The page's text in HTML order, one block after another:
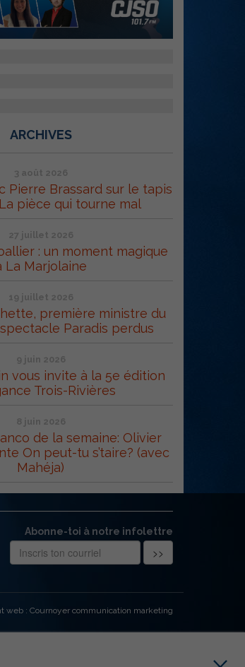
ARCHIVES
3 août 2026
Pierre Brassard sur le tapis
pièce qui tourne mal
27 juillet 2026
: un moment magique
La Marjolaine
19 juillet 2026
première ministre du
Paradis perdus
9 juin 2026
vous invite à la 5e édition
Trois-Rivières
8 juin 2026
de la semaine: Olivier
On peut-tu s’taire? (avec
Mahéja)
Abonne-toi à notre infolettre
web : Cournoyer communication marketing